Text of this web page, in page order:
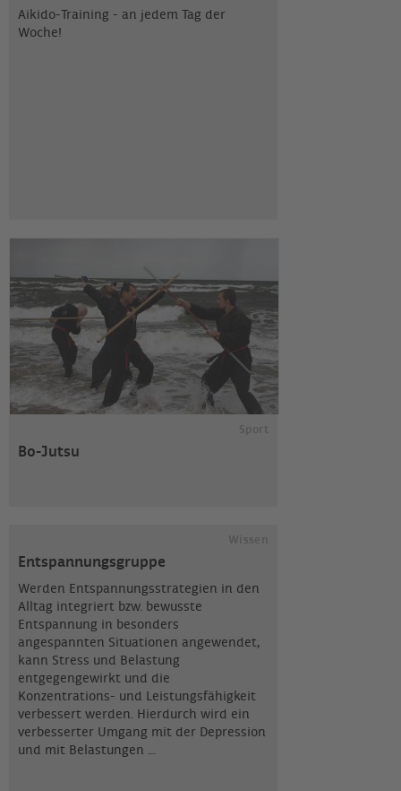
Aikido-Training - an jedem Tag der
Woche!
Bo-Jutsu
Entspannungsgruppe
Werden Entspannungsstrategien in den
Alltag integriert bzw. bewusste
Entspannung in besonders
angespannten Situationen angewendet,
kann Stress und Belastung
entgegengewirkt und die
Konzentrations- und Leistungsfähigkeit
verbessert werden. Hierdurch wird ein
verbesserter Umgang mit der Depression
und mit Belastungen ...